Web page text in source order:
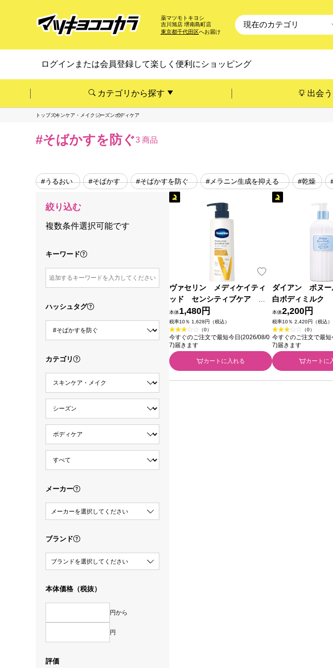
薬マツモトキヨシ
吉川旭店 堺南島町店
東京都千代田区へお届け
ログインまたは会員登録して楽しく便利にショッピング
カテゴリから探す 出会
トップスキンケア・メイクシーズンボディケア
#そばかすを防ぐ3 商品
#うるおい #そばかす #そばかすを防ぐ #メラニン生成を抑える #乾燥
絞り込む
複数条件選択可能です
キーワード
ハッシュタグ
カテゴリ
メーカー
メーカーを選択してください
ブランド
ブランドを選択してください
本体価格（税抜）
円から
円
評価
ヴァセリン メディケイティ
ッド センシティブケア ボ
ディローション 美肌ケア ３
５０ｍｌ ユニリーバ・ジャパ
ン
本体1,480円
税率10％ 1,628円（税込）
（0）
今すぐのご注文で最短今日(2026/08/0
7)届きます
カートに入れる
ダイアン ボヌ
白ボディミルク
ンブルーの香り ３
イチャーラボ (医
本体2,200円
税率10％ 2,420円（税込）
（0）
今すぐのご注文で最
7)届きます
カートに